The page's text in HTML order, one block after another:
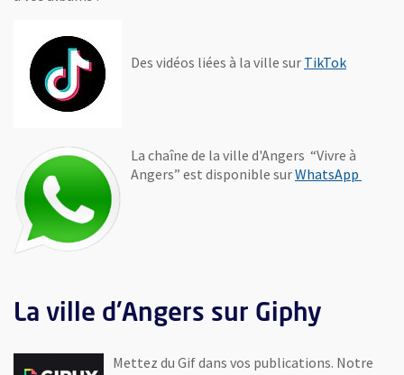
Des vidéos liées à la ville sur TikTok, Ouvre
La chaîne de la ville d'Angers “Vivre à
Angers” est disponible surWhatsApp
La ville d'Angers sur Giphy
Mettez du Gif dans vos publications. Notre